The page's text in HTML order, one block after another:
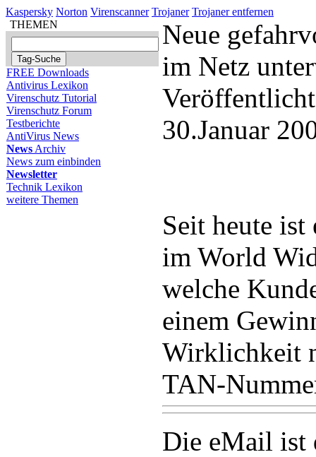
Kaspersky Norton Virenscanner Trojaner Trojaner entfernen
THEMEN
FREE Downloads
Antivirus Lexikon
Virenschutz Tutorial
Virenschutz Forum
Testberichte
AntiVirus News
News Archiv
News zum einbinden
Newsletter
Technik Lexikon
weitere Themen
Neue
im Netz
30.Januar
Seit heute
im World
welche
einem
Wirklichkeit
TAN-
Die eMail ist